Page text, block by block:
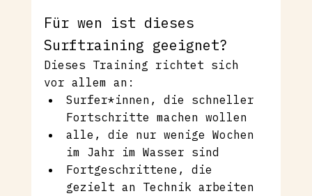
Für wen ist dieses
Surftraining geeignet?
Dieses Training richtet sich
vor allem an:
Surfer*innen, die schneller
Fortschritte machen wollen
alle, die nur wenige Wochen
im Jahr im Wasser sind
Fortgeschrittene, die
gezielt an Technik arbeiten